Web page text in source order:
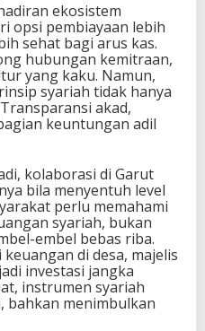
ekosistem
opsi pembiayaan lebih
sehat bagi arus kas.
hubungan kemitraan,
yang kaku. Namun,
syariah tidak hanya
akad,
keuntungan adil
kolaborasi di Garut
bila menyentuh level
perlu memahami
syariah, bukan
embel bebas riba.
di desa, majelis
investasi jangka
instrumen syariah
bahkan menimbulkan